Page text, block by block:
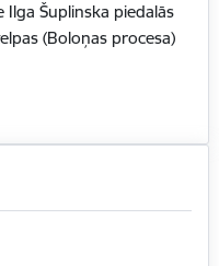
Šuplinska piedalās
(Boloņas procesa)